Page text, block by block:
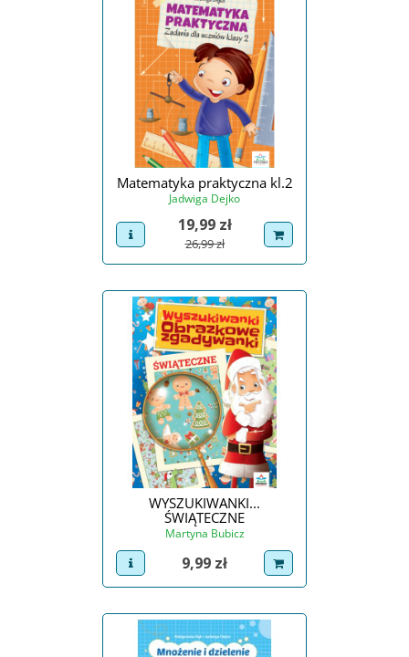
Matematyka praktyczna kl.2
Jadwiga Dejko
view product
Cena
19,99 zł
Cena podstawowa
26,99 zł
dodaj do koszyka
WYSZUKIWANKI...
ŚWIĄTECZNE
Martyna Bubicz
view product
Cena
9,99 zł dodaj do koszyka